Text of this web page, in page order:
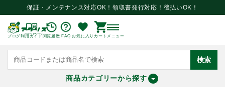
保証・メンテナンス対応OK！領収書発行対応！後払いOK！
ブログ利用ガイド 閲覧履歴 FAQ お気に入り カート メニュー
検索
商品カテゴリーから探す